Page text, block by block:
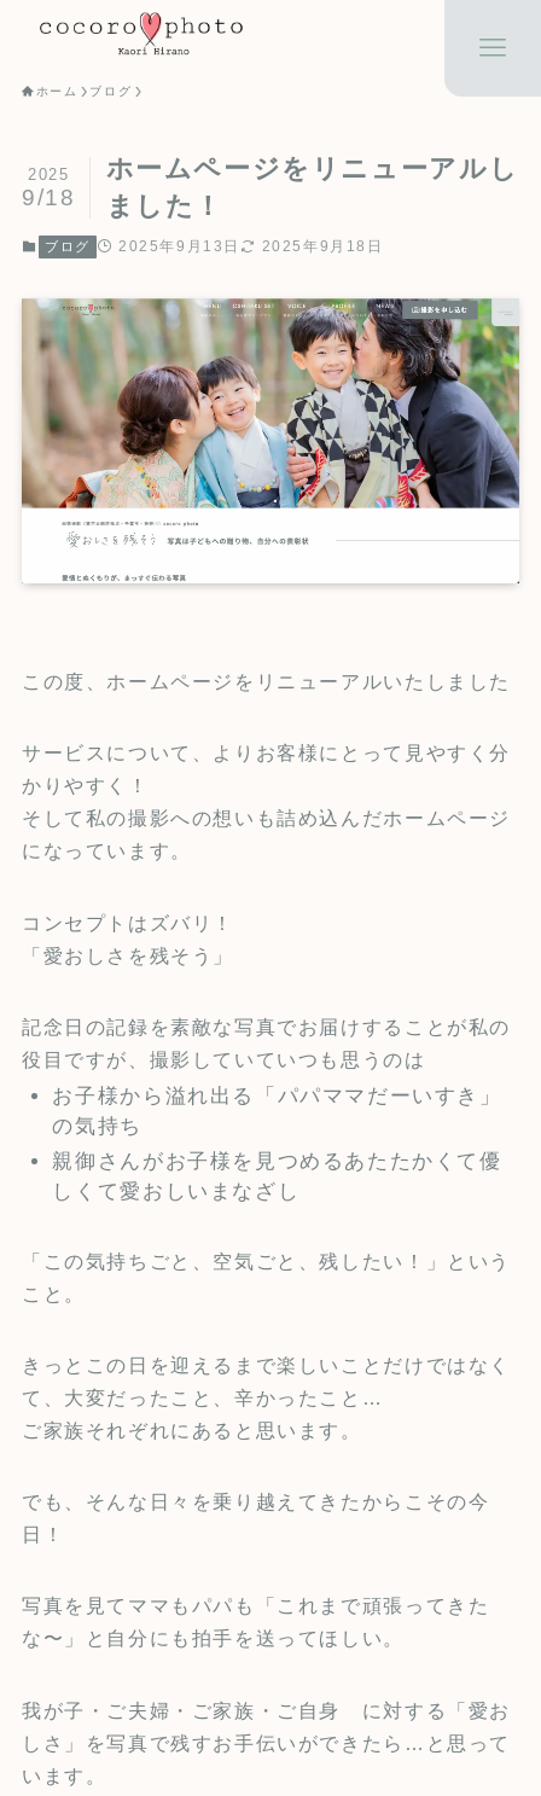
ホーム ブログ
ホームページをリニューアルし
ました！
2025
9/18
ブログ 2025年9月13日 2025年9月18日
この度、ホームページをリニューアルいたしました
サービスについて、よりお客様にとって見やすく分
かりやすく！
そして私の撮影への想いも詰め込んだホームページ
になっています。
コンセプトはズバリ！
「愛おしさを残そう」
記念日の記録を素敵な写真でお届けすることが私の
役目ですが、撮影していていつも思うのは
お子様から溢れ出る「パパママだーいすき」
の気持ち
親御さんがお子様を見つめるあたたかくて優
しくて愛おしいまなざし
「この気持ちごと、空気ごと、残したい！」という
こと。
きっとこの日を迎えるまで楽しいことだけではなく
て、大変だったこと、辛かったこと…
ご家族それぞれにあると思います。
でも、そんな日々を乗り越えてきたからこその今
日！
写真を見てママもパパも「これまで頑張ってきた
な〜」と自分にも拍手を送ってほしい。
我が子・ご夫婦・ご家族・ご自身 に対する「愛お
しさ」を写真で残すお手伝いができたら…と思って
います。